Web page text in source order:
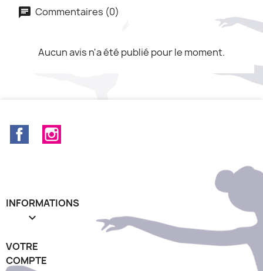
Commentaires (0)
Aucun avis n'a été publié pour le moment.
Facebook
INFORMATIONS

VOTRE
COMPTE